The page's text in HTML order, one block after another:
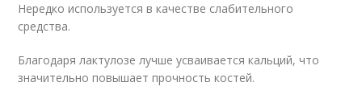
Нередко используется в качестве слабительного
средства.
Благодаря лактулозе лучше усваивается кальций, что
значительно повышает прочность костей.